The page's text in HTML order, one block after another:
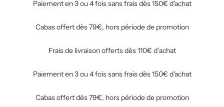
Paiement en 3 ou 4 fois sans frais dès 150€ d'achat
Cabas offert dès 79€, hors période de promotion
Frais de livraison offerts dès 110€ d’achat
Paiement en 3 ou 4 fois sans frais dès 150€ d'achat
Cabas offert dès 79€, hors période de promotion